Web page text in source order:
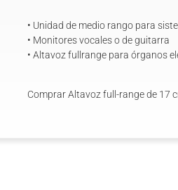
• Unidad de medio rango para
• Monitores vocales o de guitarra
• Altavoz fullrange para órganos
Comprar Altavoz full-range de 17